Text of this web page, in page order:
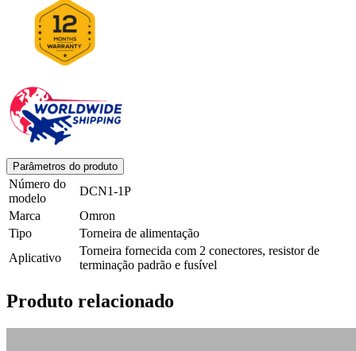
Parâmetros do produto
Número do
modelo
DCN1-1P
Marca
Omron
Tipo
Torneira de alimentação
Aplicativo
Torneira fornecida com 2 conectores, resistor de
terminação padrão e fusível
Produto relacionado